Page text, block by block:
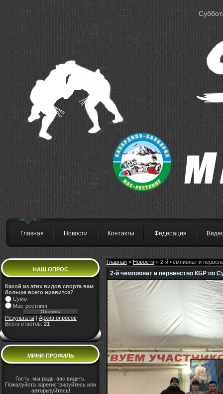
Главная Новости Контакты Федерация
НАШ ОПРОС
Какой из этих видов спорта вам
больше всего нравится?
Сумо
Мас-рестлинг
Результаты
Архив опросов
Всего ответов: 21
МИНИ-ПРОФИЛЬ
Гость, мы рады вас видеть.
Пожалуйста зарегистрируйтесь или
авторизуйтесь!
Главная » Новости » 2-й чемпионат и
2-й чемпионат и первенство КБР по